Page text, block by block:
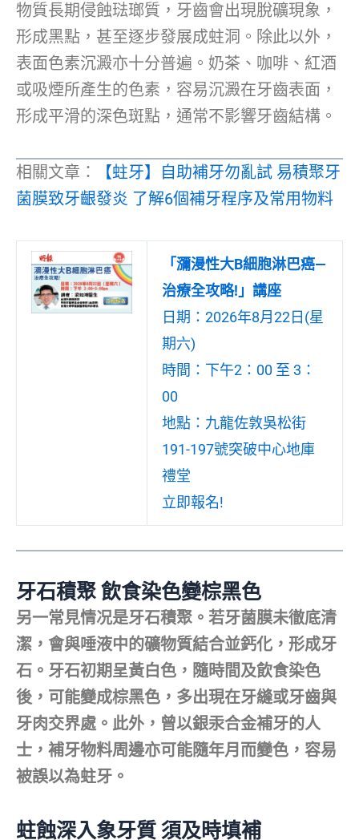
物質長期侵蝕琺瑯質，牙齒會出現脫礦現象，
形成黑點，甚至逐步發展成蛀洞。除此以外，
表面色素沉澱亦十分普遍。奶茶、咖啡、紅酒
或吸煙所產生的色素，容易沉澱在牙齒表面，
形成平滑的深色斑點，通常不影響牙齒結構。
相關文章：
【蛀牙】自助補牙勿亂試 易積聚牙
菌膜致牙齦發炎 了解6個補牙程序及常用物料
「瀰漫性大B細胞淋巴癌—
治療全攻略!」講座
日期：2026年8月22日(星
期六)
時間：下午2：00 至 3：
00
地點：九龍佐敦吳松街
191-197號突破中心地庫
禮堂
立即報名!
牙石積聚 飲食染色變棕黑色
另一常見情况是牙石積聚。若牙菌膜未徹底清
潔，會與唾液中的礦物質結合並鈣化，形成牙
石。牙石初期呈黃白色，隨時間及飲食染色
後，可能變成棕黑色，多出現在牙縫或牙齒與
牙肉交界處。此外，曾以銀汞合金補牙的人
士，補牙物料周邊亦可能隨年月而變色，容易
被誤以為蛀牙。
蛀蝕深入象牙質 須及時填補